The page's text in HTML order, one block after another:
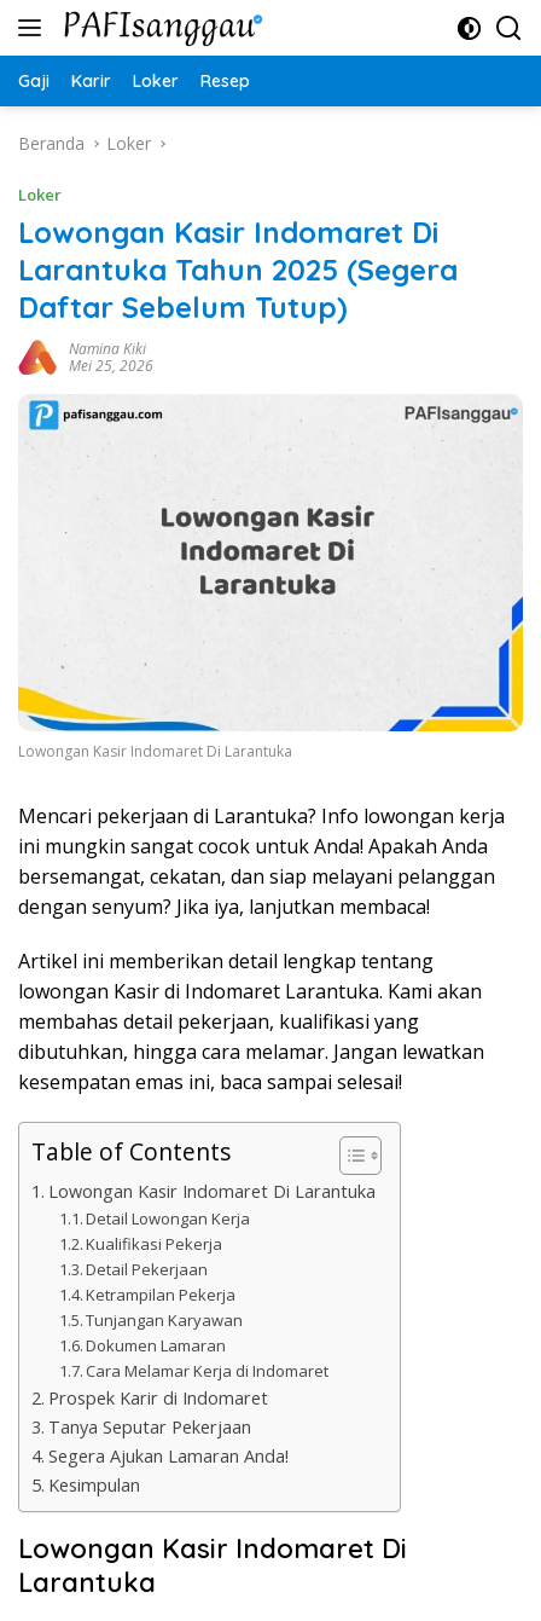
Langsung
Gaji Karir Loker Resep
Beranda Loker
Loker
Lowongan Kasir Indomaret Di
Larantuka Tahun 2025 (Segera
Daftar Sebelum Tutup)
Namina Kiki
Mei 25, 2026
Lowongan Kasir Indomaret Di Larantuka
Mencari pekerjaan di Larantuka? Info lowongan kerja
ini mungkin sangat cocok untuk Anda! Apakah Anda
bersemangat, cekatan, dan siap melayani pelanggan
dengan senyum? Jika iya, lanjutkan membaca!
Artikel ini memberikan detail lengkap tentang
lowongan Kasir di Indomaret Larantuka. Kami akan
membahas detail pekerjaan, kualifikasi yang
dibutuhkan, hingga cara melamar. Jangan lewatkan
kesempatan emas ini, baca sampai selesai!
Table of Contents
Lowongan Kasir Indomaret Di Larantuka
Detail Lowongan Kerja
Kualifikasi Pekerja
Detail Pekerjaan
Ketrampilan Pekerja
Tunjangan Karyawan
Dokumen Lamaran
Cara Melamar Kerja di Indomaret
Prospek Karir di Indomaret
Tanya Seputar Pekerjaan
Segera Ajukan Lamaran Anda!
Kesimpulan
Lowongan Kasir Indomaret Di
Larantuka